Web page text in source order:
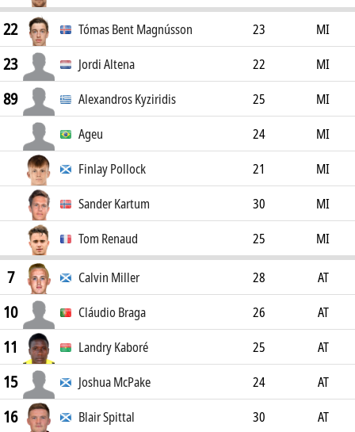
22 Tómas Bent Magnússon 23 MI
23 Jordi Altena 22 MI
89 Alexandros Kyziridis 25
MI
Ageu
24
MI
Finlay Pollock
21
MI
Sander Kartum
30
MI
Tom Renaud
25 MI
7 Calvin Miller 28 AT
10 Cláudio Braga 26 AT
11 Landry Kaboré 25 AT
15 Joshua McPake 24 AT
16 Blair Spittal 30 AT